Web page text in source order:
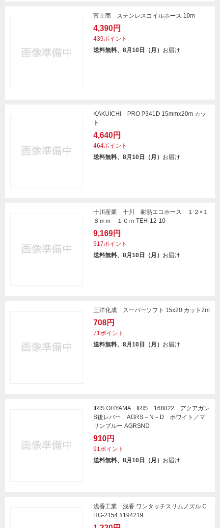
富士商 ステンレスコイルホース 10m
4,390円
439ポイント
送料無料、8月10日（月） お届け
KAKUICHI PRO P341D 15mmx20m カッ
ト
4,640円
464ポイント
送料無料、8月10日（月） お届け
十川産業 十川 耐熱エコホース １２×１
８ｍｍ １０ｍ TEH-12-10
9,169円
917ポイント
送料無料、8月10日（月） お届け
三洋化成 スーパーソフト 15x20 カット2m
708円
71ポイント
送料無料、8月10日（月） お届け
IRIS OHYAMA IRIS 168022 アクアガン
S後レバー AGRS－N－D ホワイト／マ
リンブルー AGRSND
910円
91ポイント
送料無料、8月10日（月） お届け
浅香工業 浅香 ワンタッチスリムノズル C
HG-2154 #194219